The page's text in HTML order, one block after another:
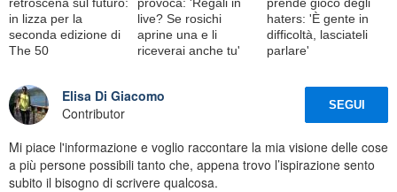
in lizza per la
seconda edizione di
The 50
live? Se rosichi
aprine una e li
riceverai anche tu'
haters: 'È gente in
difficoltà, lasciateli
parlare'
Elisa Di Giacomo
Contributor
SEGUI
Mi piace l'informazione e voglio raccontare la mia visione delle cose
a più persone possibili tanto che, appena trovo l’ispirazione sento
subito il bisogno di scrivere qualcosa.